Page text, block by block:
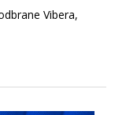
Vibera,